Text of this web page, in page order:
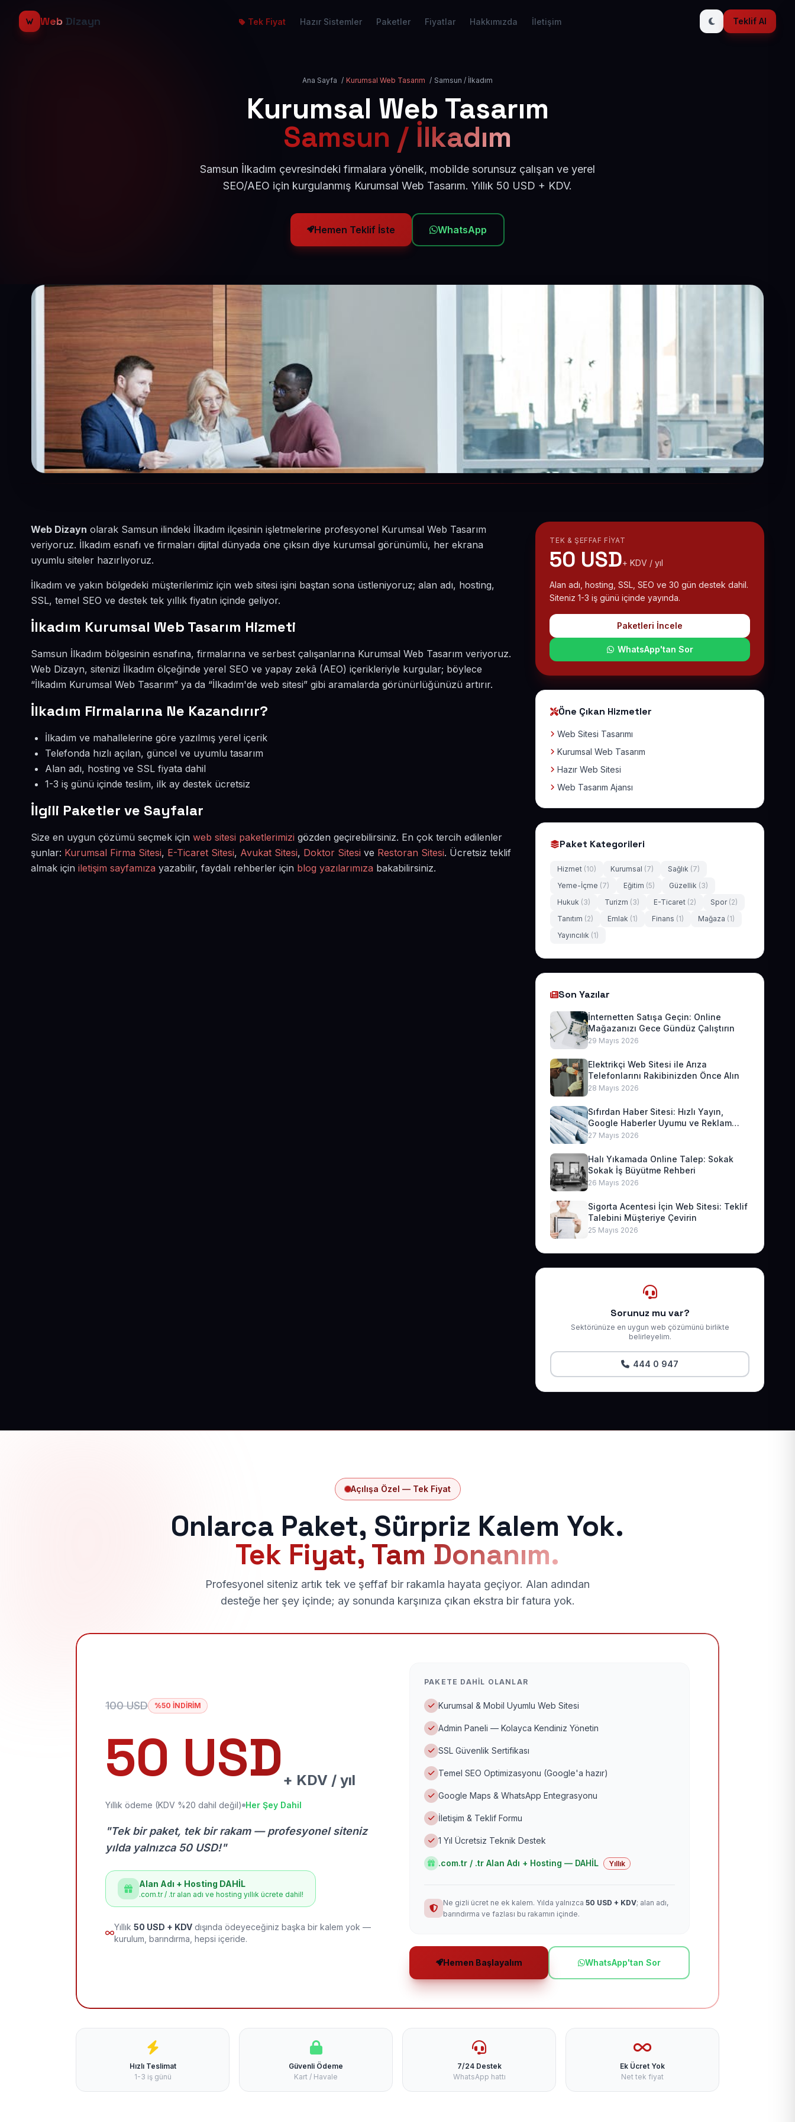
Web Dizayn Tek Fiyat Hazır Sistemler Paketler Fiyatlar Hakkımızda İletişim Teklif Al
Ana Sayfa / Kurumsal Web Tasarım / Samsun / İlkadım
Kurumsal Web Tasarım
Samsun / İlkadım
Samsun İlkadım çevresindeki firmalara yönelik, mobilde sorunsuz çalışan ve yerel
SEO/AEO için kurgulanmış Kurumsal Web Tasarım. Yıllık 50 USD + KDV.
Hemen Teklif İste WhatsApp
Web Dizayn olarak Samsun ilindeki İlkadım ilçesinin işletmelerine profesyonel Kurumsal Web Tasarım
veriyoruz. İlkadım esnafı ve firmaları dijital dünyada öne çıksın diye kurumsal görünümlü, her ekrana
uyumlu siteler hazırlıyoruz.
İlkadım ve yakın bölgedeki müşterilerimiz için web sitesi işini baştan sona üstleniyoruz; alan adı, hosting,
SSL, temel SEO ve destek tek yıllık fiyatın içinde geliyor.
İlkadım Kurumsal Web Tasarım Hizmeti
Samsun İlkadım bölgesinin esnafına, firmalarına ve serbest çalışanlarına Kurumsal Web Tasarım veriyoruz.
Web Dizayn, sitenizi İlkadım ölçeğinde yerel SEO ve yapay zekâ (AEO) içerikleriyle kurgular; böylece
“İlkadım Kurumsal Web Tasarım” ya da “İlkadım'de web sitesi” gibi aramalarda görünürlüğünüzü artırır.
İlkadım Firmalarına Ne Kazandırır?
İlkadım ve mahallelerine göre yazılmış yerel içerik
Telefonda hızlı açılan, güncel ve uyumlu tasarım
Alan adı, hosting ve SSL fiyata dahil
1-3 iş günü içinde teslim, ilk ay destek ücretsiz
İlgili Paketler ve Sayfalar
Size en uygun çözümü seçmek için web sitesi paketlerimizi gözden geçirebilirsiniz. En çok tercih edilenler
şunlar: Kurumsal Firma Sitesi, E-Ticaret Sitesi, Avukat Sitesi, Doktor Sitesi ve Restoran Sitesi. Ücretsiz teklif
almak için iletişim sayfamıza yazabilir, faydalı rehberler için blog yazılarımıza bakabilirsiniz.
TEK & ŞEFFAF FIYAT
50 USD+ KDV / yıl
Alan adı, hosting, SSL, SEO ve 30 gün destek dahil.
Siteniz 1-3 iş günü içinde yayında.
Paketleri İncele
WhatsApp'tan Sor
Öne Çıkan Hizmetler
Web Sitesi Tasarımı
Kurumsal Web Tasarım
Hazır Web Sitesi
Web Tasarım Ajansı
Paket Kategorileri
Hizmet (10) Kurumsal (7) Sağlık (7)
Yeme-İçme (7) Eğitim (5) Güzellik (3)
Hukuk (3) Turizm (3) E-Ticaret (2) Spor (2)
Tanıtım (2) Emlak (1) Finans (1) Mağaza (1)
Yayıncılık (1)
Son Yazılar
İnternetten Satışa Geçin: Online
Mağazanızı Gece Gündüz Çalıştırın
29 Mayıs 2026
Elektrikçi Web Sitesi ile Arıza
Telefonlarını Rakibinizden Önce Alın
28 Mayıs 2026
Sıfırdan Haber Sitesi: Hızlı Yayın,
Google Haberler Uyumu ve Reklam
Geliri
27 Mayıs 2026
Halı Yıkamada Online Talep: Sokak
Sokak İş Büyütme Rehberi
26 Mayıs 2026
Sigorta Acentesi İçin Web Sitesi: Teklif
Talebini Müşteriye Çevirin
25 Mayıs 2026
Sorunuz mu var?
Sektörünüze en uygun web çözümünü birlikte
belirleyelim.
444 0 947
Açılışa Özel — Tek Fiyat
Onlarca Paket, Sürpriz Kalem Yok.
Tek Fiyat, Tam Donanım.
Profesyonel siteniz artık tek ve şeffaf bir rakamla hayata geçiyor. Alan adından
desteğe her şey içinde; ay sonunda karşınıza çıkan ekstra bir fatura yok.
100 USD %50 İNDİRİM
50 USD + KDV / yıl
Yıllık ödeme (KDV %20 dahil değil) Her Şey Dahil
"Tek bir paket, tek bir rakam — profesyonel siteniz
yılda yalnızca 50 USD!"
Alan Adı + Hosting DAHİL
.com.tr / .tr alan adı ve hosting yıllık ücrete dahil!
Yıllık 50 USD + KDV dışında ödeyeceğiniz başka bir kalem yok —
kurulum, barındırma, hepsi içeride.
PAKETE DAHIL OLANLAR
Kurumsal & Mobil Uyumlu Web Sitesi
Admin Paneli — Kolayca Kendiniz Yönetin
SSL Güvenlik Sertifikası
Temel SEO Optimizasyonu (Google'a hazır)
Google Maps & WhatsApp Entegrasyonu
İletişim & Teklif Formu
1 Yıl Ücretsiz Teknik Destek
.com.tr / .tr Alan Adı + Hosting — DAHİL Yıllık
Ne gizli ücret ne ek kalem. Yılda yalnızca 50 USD + KDV; alan adı,
barındırma ve fazlası bu rakamın içinde.
Hemen Başlayalım WhatsApp'tan Sor
Hızlı Teslimat
1-3 iş günü
Güvenli Ödeme
Kart / Havale
7/24 Destek
WhatsApp hattı
Ek Ücret Yok
Net tek fiyat